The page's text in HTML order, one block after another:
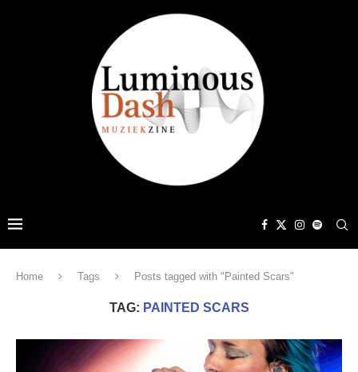
Home Tags Posts tagged with "Painted Scars"
TAG: PAINTED SCARS